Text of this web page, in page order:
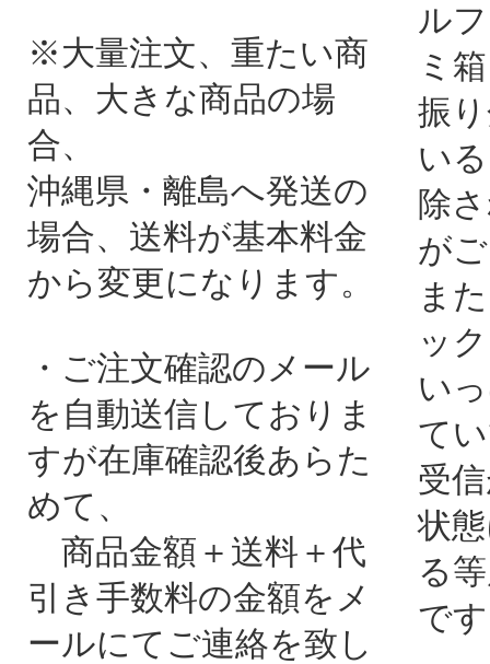
※大量注文、重たい商
品、大きな商品の場
合、
沖縄県・離島へ発送の
場合、送料が基本料金
から変更になります。
・ご注文確認のメール
を自動送信しておりま
すが在庫確認後あらた
めて、
商品金額＋送料＋代
引き手数料の金額をメ
ールにてご連絡を致し
ル
ミ
振
い
除
が
ま
ッ
い
て
受
状
る
で